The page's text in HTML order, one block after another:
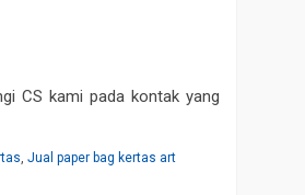
CS kami pada kontak yang
,Jual paper bag kertas art